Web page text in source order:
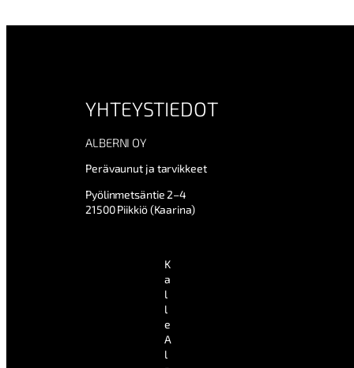
YHTEYSTIEDOT
ALBERNI OY
Perävaunut ja tarvikkeet
Pyölinmetsäntie 2–4
21500 Piikkiö (Kaarina)
K
a
l
l
e
A
l